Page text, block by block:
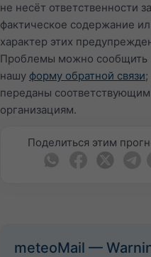
не несёт ответственности за
фактическое содержание
характер этих
Проблемы можно сообщить
нашу форму обратной связи
переданы соответствующим
организациям.
Поделиться этим
meteoMail —